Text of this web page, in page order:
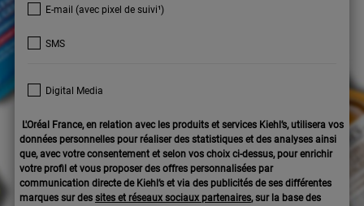
E-mail (avec pixel de suivi¹)
SMS
Digital Media
L'Oréal France, en relation avec les produits et services Kiehl’s, utilisera vos
données personnelles pour réaliser des statistiques et des analyses ainsi
que, avec votre consentement et selon vos choix ci-dessus, pour enrichir
votre profil et vous proposer des offres personnalisées par
communication directe de Kiehl’s et via des publicités de ses différentes
marques sur des sites et réseaux sociaux partenaires, sur la base des